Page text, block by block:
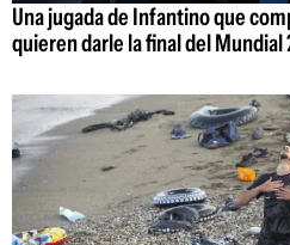
Una jugada de Infantino que
quieren darle la final del